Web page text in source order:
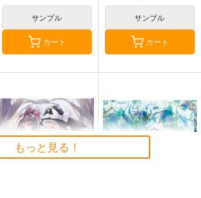
サンプル
カート
サンプル
カート
もっと見る！